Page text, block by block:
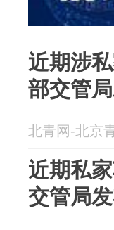
近期涉
部交管
北青网-北京
近期私
交管局